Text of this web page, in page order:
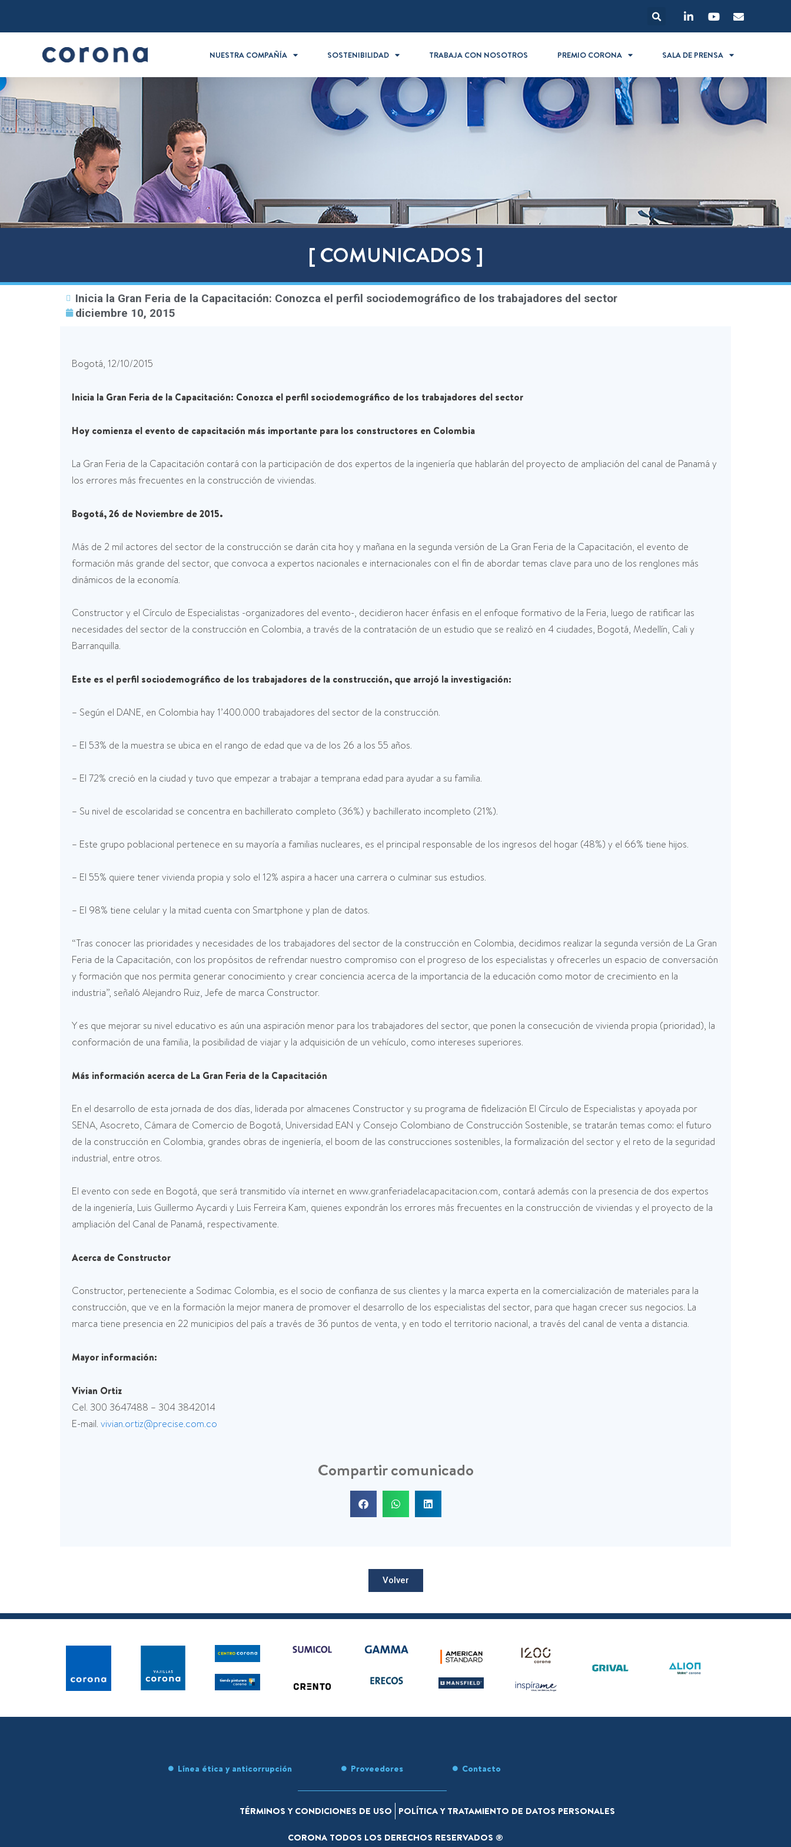
NUESTRA COMPAÑÍA SOSTENIBILIDAD TRABAJA CON NOSOTROS PREMIO CORONA SALA DE PRENSA
[ COMUNICADOS ]
Inicia la Gran Feria de la Capacitación: Conozca el perfil sociodemográfico de los trabajadores del sector
diciembre 10, 2015
Bogotá, 12/10/2015
Inicia la Gran Feria de la Capacitación: Conozca el perfil sociodemográfico de los trabajadores del sector
Hoy comienza el evento de capacitación más importante para los constructores en Colombia
La Gran Feria de la Capacitación contará con la participación de dos expertos de la ingeniería que hablarán del proyecto de ampliación del canal de Panamá y
los errores más frecuentes en la construcción de viviendas.
Bogotá, 26 de Noviembre de 2015.
Más de 2 mil actores del sector de la construcción se darán cita hoy y mañana en la segunda versión de La Gran Feria de la Capacitación, el evento de
formación más grande del sector, que convoca a expertos nacionales e internacionales con el fin de abordar temas clave para uno de los renglones más
dinámicos de la economía.
Constructor y el Círculo de Especialistas -organizadores del evento-, decidieron hacer énfasis en el enfoque formativo de la Feria, luego de ratificar las
necesidades del sector de la construcción en Colombia, a través de la contratación de un estudio que se realizó en 4 ciudades, Bogotá, Medellín, Cali y
Barranquilla.
Este es el perfil sociodemográfico de los trabajadores de la construcción, que arrojó la investigación:
– Según el DANE, en Colombia hay 1’400.000 trabajadores del sector de la construcción.
– El 53% de la muestra se ubica en el rango de edad que va de los 26 a los 55 años.
– El 72% creció en la ciudad y tuvo que empezar a trabajar a temprana edad para ayudar a su familia.
– Su nivel de escolaridad se concentra en bachillerato completo (36%) y bachillerato incompleto (21%).
– Este grupo poblacional pertenece en su mayoría a familias nucleares, es el principal responsable de los ingresos del hogar (48%) y el 66% tiene hijos.
– El 55% quiere tener vivienda propia y solo el 12% aspira a hacer una carrera o culminar sus estudios.
– El 98% tiene celular y la mitad cuenta con Smartphone y plan de datos.
“Tras conocer las prioridades y necesidades de los trabajadores del sector de la construcción en Colombia, decidimos realizar la segunda versión de La Gran
Feria de la Capacitación, con los propósitos de refrendar nuestro compromiso con el progreso de los especialistas y ofrecerles un espacio de conversación
y formación que nos permita generar conocimiento y crear conciencia acerca de la importancia de la educación como motor de crecimiento en la
industria”, señaló Alejandro Ruiz, Jefe de marca Constructor.
Y es que mejorar su nivel educativo es aún una aspiración menor para los trabajadores del sector, que ponen la consecución de vivienda propia (prioridad), la
conformación de una familia, la posibilidad de viajar y la adquisición de un vehículo, como intereses superiores.
Más información acerca de La Gran Feria de la Capacitación
En el desarrollo de esta jornada de dos días, liderada por almacenes Constructor y su programa de fidelización El Círculo de Especialistas y apoyada por
SENA, Asocreto, Cámara de Comercio de Bogotá, Universidad EAN y Consejo Colombiano de Construcción Sostenible, se tratarán temas como: el futuro
de la construcción en Colombia, grandes obras de ingeniería, el boom de las construcciones sostenibles, la formalización del sector y el reto de la seguridad
industrial, entre otros.
El evento con sede en Bogotá, que será transmitido vía internet en www.granferiadelacapacitacion.com, contará además con la presencia de dos expertos
de la ingeniería, Luis Guillermo Aycardi y Luis Ferreira Kam, quienes expondrán los errores más frecuentes en la construcción de viviendas y el proyecto de la
ampliación del Canal de Panamá, respectivamente.
Acerca de Constructor
Constructor, perteneciente a Sodimac Colombia, es el socio de confianza de sus clientes y la marca experta en la comercialización de materiales para la
construcción, que ve en la formación la mejor manera de promover el desarrollo de los especialistas del sector, para que hagan crecer sus negocios. La
marca tiene presencia en 22 municipios del país a través de 36 puntos de venta, y en todo el territorio nacional, a través del canal de venta a distancia.
Mayor información:
Vivian Ortiz
Cel. 300 3647488 – 304 3842014
E-mail. vivian.ortiz@precise.com.co
Compartir comunicado
Volver
Línea ética y anticorrupción Proveedores Contacto
TÉRMINOS Y CONDICIONES DE USO POLÍTICA Y TRATAMIENTO DE DATOS PERSONALES
CORONA TODOS LOS DERECHOS RESERVADOS ®